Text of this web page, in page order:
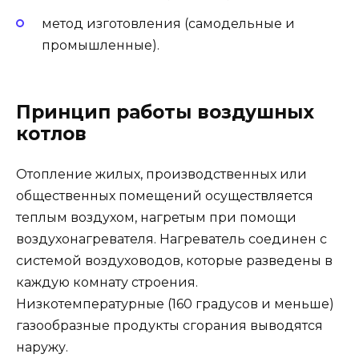
метод изготовления (самодельные и
промышленные).
Принцип работы воздушных
котлов
Отопление жилых, производственных или
общественных помещений осуществляется
теплым воздухом, нагретым при помощи
воздухонагревателя. Нагреватель соединен с
системой воздуховодов, которые разведены в
каждую комнату строения.
Низкотемпературные (160 градусов и меньше)
газообразные продукты сгорания выводятся
наружу.